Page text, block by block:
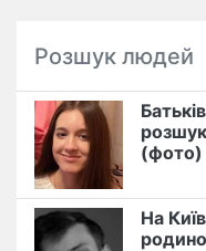
Розшук людей
(фото)
На